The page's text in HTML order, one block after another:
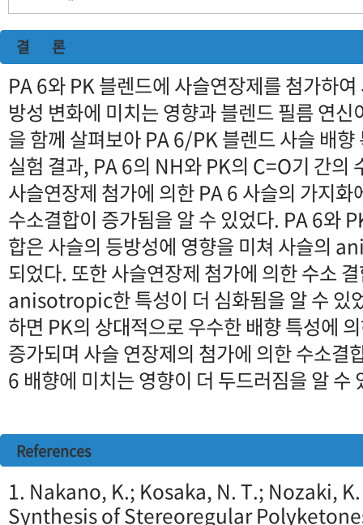
결 론
PA 6와 PK 블렌드에 사슬연장제를 첨가하
방성 변화에 미치는 영향과 블렌드 필름 연
을 함께 살펴보아 PA 6/PK 블렌드 사슬 배
실험 결과, PA 6의 NH와 PK의 C=O기 간의
사슬연장제 첨가에 의한 PA 6 사슬의 가지화
수소결합이 증가됨을 알 수 있었다. PA 6와
합은 사슬의 등방성에 영향을 미쳐 사슬의
되었다. 또한 사슬연장제 첨가에 의한 수소
anisotropic한 특성이 더 심화됨을 알 수 있
하면 PK의 상대적으로 우수한 배향 특성에
증가되며 사슬 연장제의 첨가에 의한 수소결
6 배향에 미치는 영향이 더 두드러짐을 알 수
References
1. Nakano, K.; Kosaka, N. T.; Nozaki,
Synthesis of Stereoregular